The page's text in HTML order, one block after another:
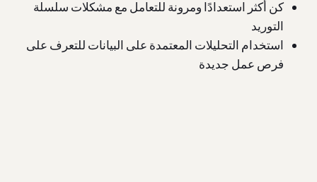
كن أكثر استعدادًا ومرونة للتعامل مع مشكلات سلسلة
التوريد
استخدام التحليلات المعتمدة على البيانات للتعرف على
فرص عمل جديدة